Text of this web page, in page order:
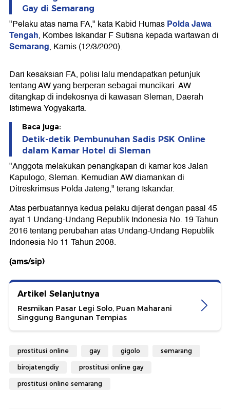
Gay di Semarang
"Pelaku atas nama FA," kata Kabid HumasPolda Jawa
Tengah, Kombes Iskandar F Sutisna kepada wartawan di
Semarang, Kamis (12/3/2020).
Dari kesaksian FA, polisi lalu mendapatkan petunjuk
tentang AW yang berperan sebagai muncikari. AW
ditangkap di indekosnya di kawasan Sleman, Daerah
Istimewa Yogyakarta.
Baca juga:
Detik-detik Pembunuhan Sadis PSK Online
dalam Kamar Hotel di Sleman
"Anggota melakukan penangkapan di kamar kos Jalan
Kapulogo, Sleman. Kemudian AW diamankan di
Ditreskrimsus Polda Jateng," terang Iskandar.
Atas perbuatannya kedua pelaku dijerat dengan pasal 45
ayat 1 Undang-Undang Republik Indonesia No. 19 Tahun
2016 tentang perubahan atas Undang-Undang Republik
Indonesia No 11 Tahun 2008.
(ams/sip)
Artikel Selanjutnya
Resmikan Pasar Legi Solo, Puan Maharani
Singgung Bangunan Tempias
prostitusi online gay gigolo semarang
birojatengdiy prostitusi online gay
prostitusi online semarang